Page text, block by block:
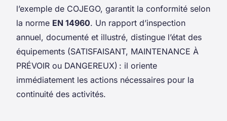
l’exemple de COJEGO, garantit la conformité selon
la norme EN 14960. Un rapport d’inspection
annuel, documenté et illustré, distingue l’état des
équipements (SATISFAISANT, MAINTENANCE À
PRÉVOIR ou DANGEREUX) : il oriente
immédiatement les actions nécessaires pour la
continuité des activités.